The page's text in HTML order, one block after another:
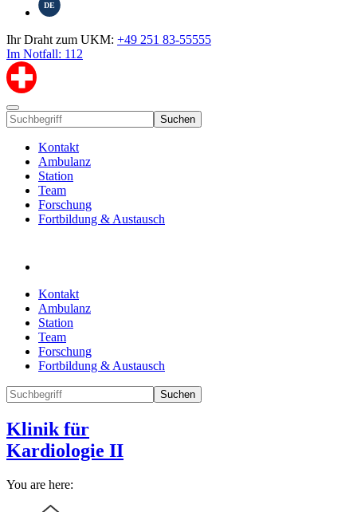
DE
Ihr Draht zum UKM: +49 251 83-55555
Im Notfall: 112
Suchen
Kontakt
Ambulanz
Station
Team
Forschung
Fortbildung & Austausch
Kontakt
Ambulanz
Station
Team
Forschung
Fortbildung & Austausch
Suchen
Klinik für
Kardiologie II
You are here: